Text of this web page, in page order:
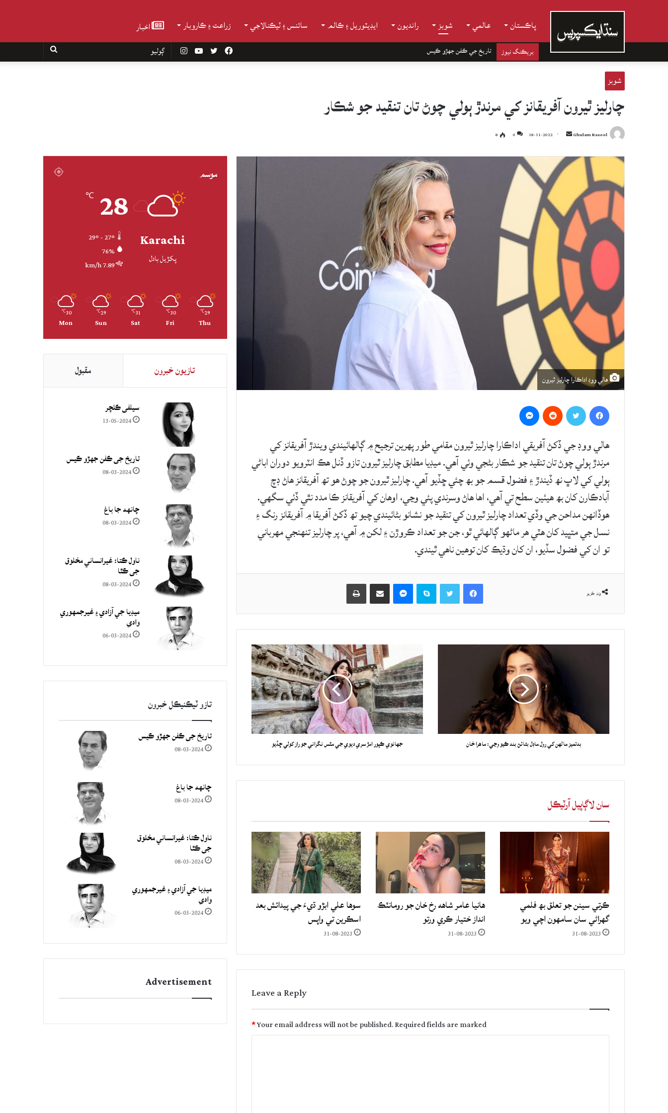
پاڪستان عالمي شوبز رانديون ايڊيٽوريل ۽ ڪالم سائنس ۽ ٽيڪنالاجي زراعت ۽ ڪاروبار اخبار
بريڪنگ نيوز تاريخ جي ڪفن جھڙو ڪيس InstagramYouTube Twitter
Facebook
شوبز
چارليز ٿيرون آفريقانز کي مرندڙ ٻولي چوڻ تان تنقيد جو شڪار
Ghulam Rasool
Send
email
18-11-2022
0
8
هالي ووڊ اداڪارا چارليز ٿيرون
هالي ووڊ جي ڏکڻ آفريقي اداڪارا چارليز ٿيرون مقامي طور پهرين ترجيح ۾ ڳالهائيندي ويندڙ آفريقانز کي
مرندڙ ٻولي چوڻ تان تنقيد جو شڪار بڻجي وئي آهي. ميڊيا مطابق چارليز ٿيرون تازو ڏنل هڪ انٽرويو دوران اباڻي
ٻولي کي لاڀ نھ ڏيندڙ ۽ فضول قسم جو بھ چئي ڇڏيو آهي. چارليز ٿيرون جو چوڻ هو تھ آفريقانز هاڻ ڊچ
آبادڪارن کان بھ هيٺين سطح تي آهي، اها هاڻ وسرندي پئي وڃي، اوهان کي آفريقانز ڪا مدد نٿي ڏئي سگهي.
هوڏانهن مداحن جي وڏي تعداد چارليز ٿيرون کي تنقيد جو نشانو بڻائيندي چيو تھ ڏکڻ آفريقا ۾ آفريقانز رنگ ۽
نسل جي متڀيد کان هٽي هر ماڻهو ڳالهائي ٿو، جن جو تعداد ڪروڙن ۽ لکن ۾ آهي، پر چارليز تنهنجي مهرباني
تو ان کي فضول سڏيو، ان کان وڌيڪ کان توهين ناهي ٿيندي.
ونڊ ڪريو
Facebook
Skype حصيداري ڪريو اي ميل ذريعي
بدتميز ماڻهن کي رول ماڊل بڻائڻ بند ڪيو وڃي: ماهرا خان جهانوي ڪپور امڙ سري ديوي جي مٿس نگراني جو راز کولي ڇڏيو
سان لاڳاپيل آرٽيڪل
ڪرتي سينن جو تعلق بھ فلمي
گهراڻي سان سامهون اچي ويو
31-08-2023
هانيا عامر شاهه رخ خان جو رومانٽڪ
انداز ختيار ڪري ورتو
31-08-2023
سوها علي ابڙو ڌيءَ جي پيدائش بعد
اسڪرين تي واپس
31-08-2023
Leave a Reply
Your email address will not be published.Required fields are marked
*
موسم
Karachi
پکڙيل بادل
28
℃
76%
7.89 km/h
29
℃
Thu
30
℃
Fri
31
℃
Sat
29
℃
Sun
30
℃
Mon
تازيون خبرون مقبول
سيلفي ڪلچر
13-05-2024
تاريخ جي ڪفن جھڙو ڪيس
08-03-2024
چانهه جا باغ
08-03-2024
ناول ڪتا: غيرانساني مخلوق
جي ڪٿا
08-03-2024
ميڊيا جي آزادي ۽ غيرجمھوري
وادي
06-03-2024
تازو ٽيڪنيڪل خبرون
تاريخ جي ڪفن جھڙو ڪيس
08-03-2024
چانهه جا باغ
08-03-2024
ناول ڪتا: غيرانساني مخلوق
جي ڪٿا
08-03-2024
ميڊيا جي آزادي ۽ غيرجمھوري
وادي
06-03-2024
Advertisement